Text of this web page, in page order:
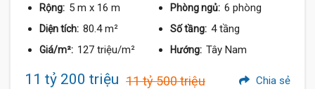
Rộng: 5 m x 16 m Phòng ngủ: 6 phòng
Diện tích: 80.4 m² Số tầng: 4 tầng
Giá/m²: 127 triệu/m² Hướng: Tây Nam
11 tỷ 200 triệu 11 tỷ 500 triệu Chia sẻ